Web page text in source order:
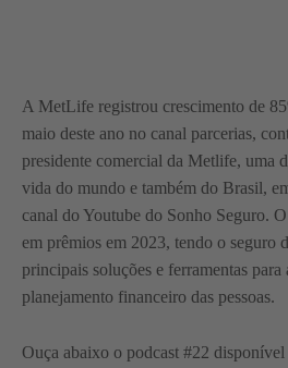
A MetLife registrou crescimento de
maio deste ano no canal parcerias,
presidente comercial da Metlife, uma
vida do mundo e também do Brasil,
canal do Youtube do Sonho Seguro.
em prêmios em 2023, tendo o seguro
principais soluções e ferramentas para
planejamento financeiro das pessoas.
Ouça abaixo o podcast #22 disponível